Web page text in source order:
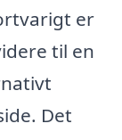
er
til en
Det